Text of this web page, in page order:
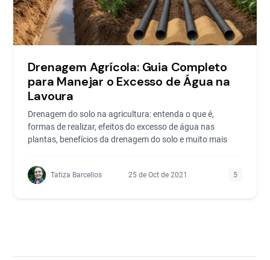
Drenagem Agrícola: Guia Completo
para Manejar o Excesso de Água na
Lavoura
Drenagem do solo na agricultura: entenda o que é,
formas de realizar, efeitos do excesso de água nas
plantas, benefícios da drenagem do solo e muito mais
Tatiza Barcellos 25 de Oct de 2021 5